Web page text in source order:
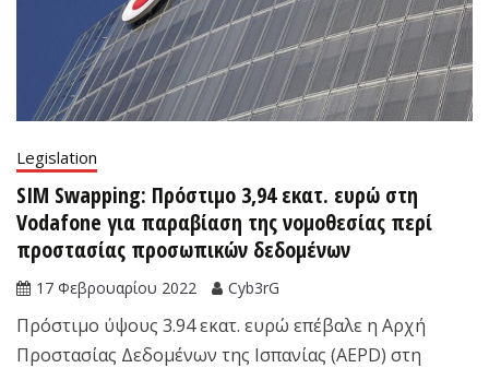
Legislation
SIM Swapping: Πρόστιμο 3,94 εκατ. ευρώ στη
Vodafone για παραβίαση της νομοθεσίας περί
προστασίας προσωπικών δεδομένων
17 Φεβρουαρίου 2022 Cyb3rG
Πρόστιμο ύψους 3.94 εκατ. ευρώ επέβαλε η Αρχή
Προστασίας Δεδομένων της Ισπανίας (AEPD) στη